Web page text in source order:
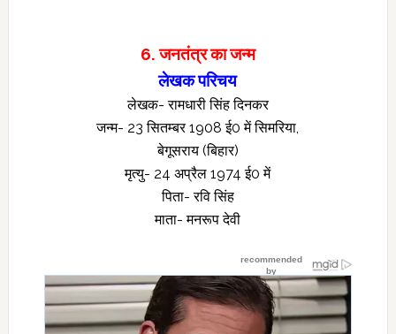
6. जनतंत्र का जन्म
लेखक परिचय
लेखक- रामधारी सिंह दिनकर
जन्म- 23 सितम्बर 1908 ई0 में सिमरिया,
बेगूसराय (बिहार)
मृत्यु- 24 अप्रैल 1974 ई0 में
पिता- रवि सिंह
माता- मनरूप देवी